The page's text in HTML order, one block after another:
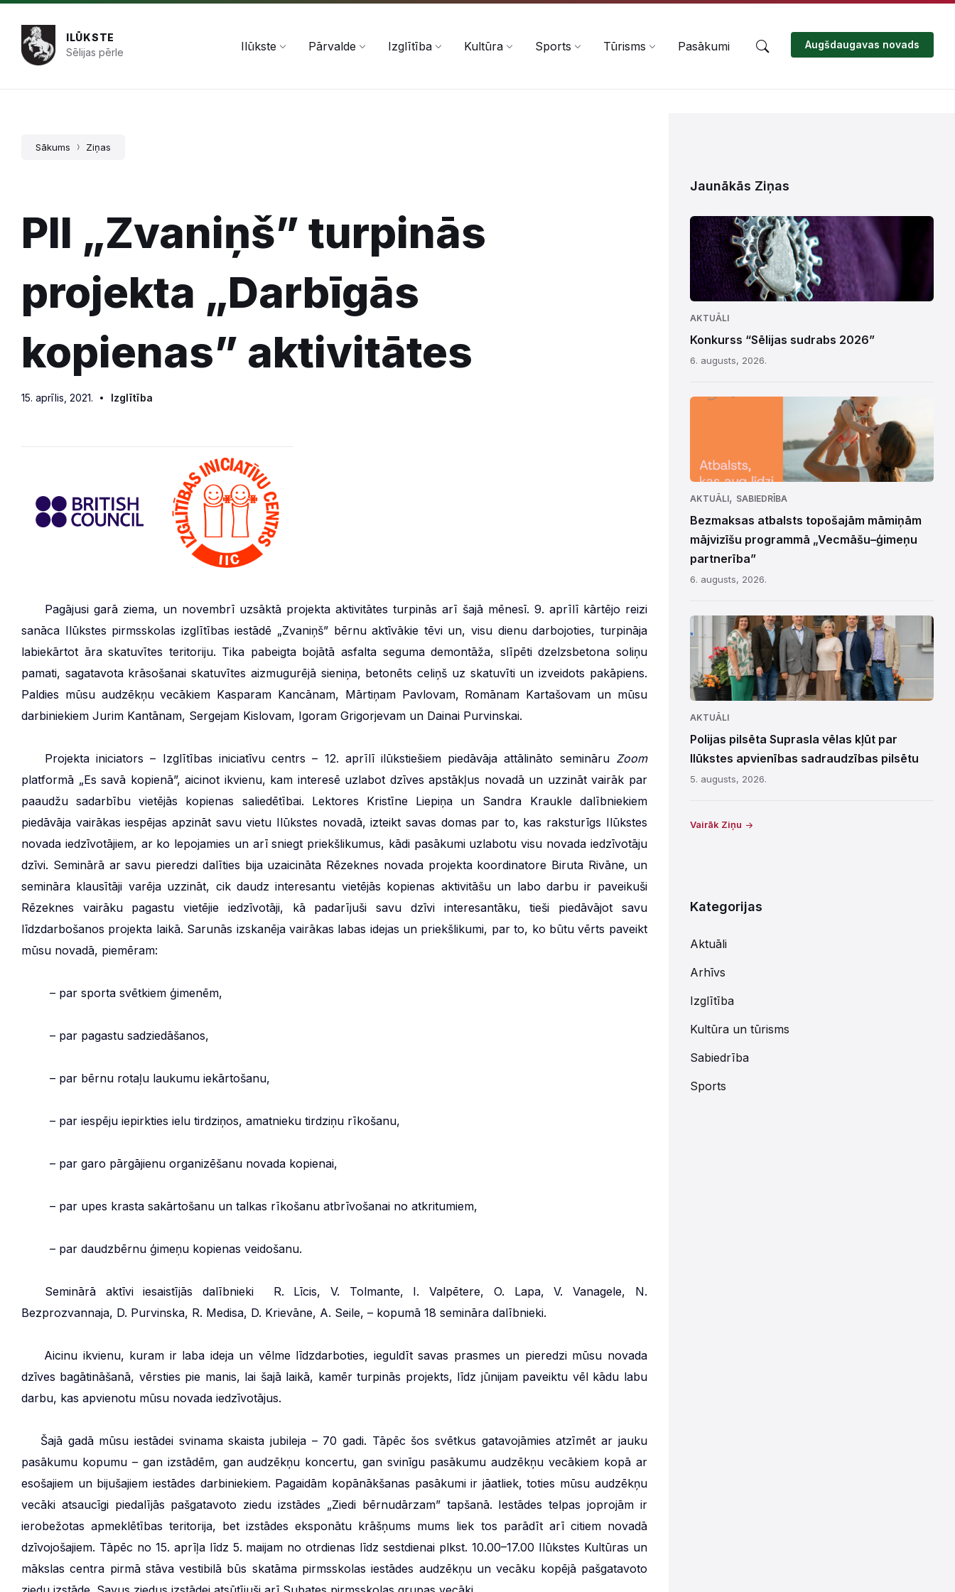
Pāriet
saturu
Skip
navigation
Skip
footer
ILŪKSTE
Sēlijas pērle
Ilūkste Pārvalde Izglītība Kultūra Sports Tūrisms Pasākumi Augšdaugavas novads
Sākums Ziņas
PII „Zvaniņš” turpinās
projekta „Darbīgās
kopienas” aktivitātes
15. aprīlis, 2021. Izglītība
Pagājusi garā ziema, un novembrī uzsāktā projekta aktivitātes turpinās arī šajā mēnesī. 9. aprīlī kārtējo reizi
sanāca Ilūkstes pirmsskolas izglītības iestādē „Zvaniņš” bērnu aktīvākie tēvi un, visu dienu darbojoties, turpināja
labiekārtot āra skatuvītes teritoriju. Tika pabeigta bojātā asfalta seguma demontāža, slīpēti dzelzsbetona soliņu
pamati, sagatavota krāsošanai skatuvītes aizmugurējā sieniņa, betonēts celiņš uz skatuvīti un izveidots pakāpiens.
Paldies mūsu audzēkņu vecākiem Kasparam Kancānam, Mārtiņam Pavlovam, Romānam Kartašovam un mūsu
darbiniekiem Jurim Kantānam, Sergejam Kislovam, Igoram Grigorjevam un Dainai Purvinskai.
Projekta iniciators – Izglītības iniciatīvu centrs – 12. aprīlī ilūkstiešiem piedāvāja attālināto semināru Zoom
platformā „Es savā kopienā”, aicinot ikvienu, kam interesē uzlabot dzīves apstākļus novadā un uzzināt vairāk par
paaudžu sadarbību vietējās kopienas saliedētībai. Lektores Kristīne Liepiņa un Sandra Kraukle dalībniekiem
piedāvāja vairākas iespējas apzināt savu vietu Ilūkstes novadā, izteikt savas domas par to, kas raksturīgs Ilūkstes
novada iedzīvotājiem, ar ko lepojamies un arī sniegt priekšlikumus, kādi pasākumi uzlabotu visu novada iedzīvotāju
dzīvi. Seminārā ar savu pieredzi dalīties bija uzaicināta Rēzeknes novada projekta koordinatore Biruta Rivāne, un
semināra klausītāji varēja uzzināt, cik daudz interesantu vietējās kopienas aktivitāšu un labo darbu ir paveikuši
Rēzeknes vairāku pagastu vietējie iedzīvotāji, kā padarījuši savu dzīvi interesantāku, tieši piedāvājot savu
līdzdarbošanos projekta laikā. Sarunās izskanēja vairākas labas idejas un priekšlikumi, par to, ko būtu vērts paveikt
mūsu novadā, piemēram:
– par sporta svētkiem ģimenēm,
– par pagastu sadziedāšanos,
– par bērnu rotaļu laukumu iekārtošanu,
– par iespēju iepirkties ielu tirdziņos, amatnieku tirdziņu rīkošanu,
– par garo pārgājienu organizēšanu novada kopienai,
– par upes krasta sakārtošanu un talkas rīkošanu atbrīvošanai no atkritumiem,
– par daudzbērnu ģimeņu kopienas veidošanu.
Seminārā aktīvi iesaistījās dalībnieki R. Līcis, V. Tolmante, I. Valpētere, O. Lapa, V. Vanagele, N.
Bezprozvannaja, D. Purvinska, R. Medisa, D. Krievāne, A. Seile, – kopumā 18 semināra dalībnieki.
Aicinu ikvienu, kuram ir laba ideja un vēlme līdzdarboties, ieguldīt savas prasmes un pieredzi mūsu novada
dzīves bagātināšanā, vērsties pie manis, lai šajā laikā, kamēr turpinās projekts, līdz jūnijam paveiktu vēl kādu labu
darbu, kas apvienotu mūsu novada iedzīvotājus.
Šajā gadā mūsu iestādei svinama skaista jubileja – 70 gadi. Tāpēc šos svētkus gatavojāmies atzīmēt ar jauku
pasākumu kopumu – gan izstādēm, gan audzēkņu koncertu, gan svinīgu pasākumu audzēkņu vecākiem kopā ar
esošajiem un bijušajiem iestādes darbiniekiem. Pagaidām kopānākšanas pasākumi ir jāatliek, toties mūsu audzēkņu
vecāki atsaucīgi piedalījās pašgatavoto ziedu izstādes „Ziedi bērnudārzam” tapšanā. Iestādes telpas joprojām ir
ierobežotas apmeklētības teritorija, bet izstādes eksponātu krāšņums mums liek tos parādīt arī citiem novadā
dzīvojošajiem. Tāpēc no 15. aprīļa līdz 5. maijam no otrdienas līdz sestdienai plkst. 10.00–17.00 Ilūkstes Kultūras un
mākslas centra pirmā stāva vestibilā būs skatāma pirmsskolas iestādes audzēkņu un vecāku kopējā pašgatavoto
Jaunākās Ziņas
AKTUĀLI
Konkurss “Sēlijas sudrabs 2026”
6. augusts, 2026.
AKTUĀLI, SABIEDRĪBA
Bezmaksas atbalsts topošajām māmiņām
mājvizīšu programmā „Vecmāšu–ģimeņu
partnerība”
6. augusts, 2026.
AKTUĀLI
Polijas pilsēta Suprasla vēlas kļūt par
Ilūkstes apvienības sadraudzības pilsētu
5. augusts, 2026.
Vairāk Ziņu
Kategorijas
Aktuāli
Arhīvs
Izglītība
Kultūra un tūrisms
Sabiedrība
Sports